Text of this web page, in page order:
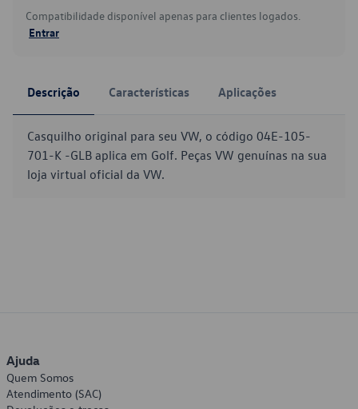
Compatibilidade disponível apenas para clientes logados.
Entrar
Descrição Características Aplicações
Casquilho original para seu VW, o código 04E-105-
701-K -GLB aplica em Golf. Peças VW genuínas na sua
loja virtual oficial da VW.
Ajuda
Quem Somos
Atendimento (SAC)